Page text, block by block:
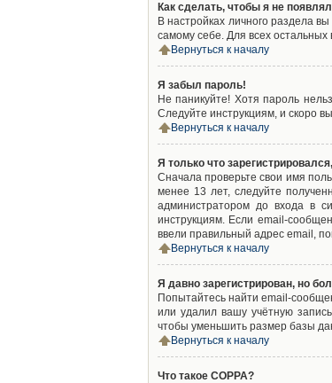
Как сделать, чтобы я не
В настройках личного раздела
самому себе. Для всех
Вернуться к началу
Я забыл пароль!
Не паникуйте! Хотя пароль
Следуйте инструкциям, и скоро
Вернуться к началу
Я только что
Сначала проверьте свои имя
менее 13 лет, следуйте
администратором до входа в
инструкциям. Если email-
ввели правильный адрес email,
Вернуться к началу
Я давно зарегистрирован, но
Попытайтесь найти email-
или удалил вашу учётную
чтобы уменьшить размер базы
Вернуться к началу
Что такое COPPA?